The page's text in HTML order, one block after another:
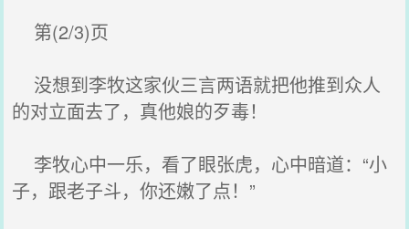
第(2/3)页
没想到李牧这家伙三言两语就把他推到众人
的对立面去了，真他娘的歹毒！
李牧心中一乐，看了眼张虎，心中暗道：“小
子，跟老子斗，你还嫩了点！”